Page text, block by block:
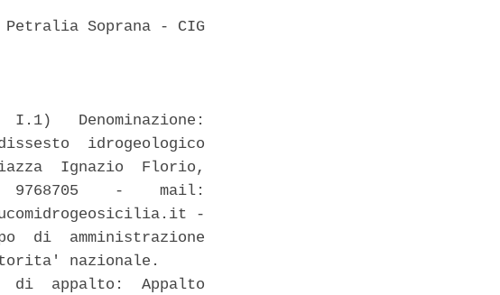
Soprana - CIG
I.1)   Denominazione:
dissesto  idrogeologico
Ignazio  Florio,
-    mail:
-
di  amministrazione
nazionale.
di  appalto:  Appalto